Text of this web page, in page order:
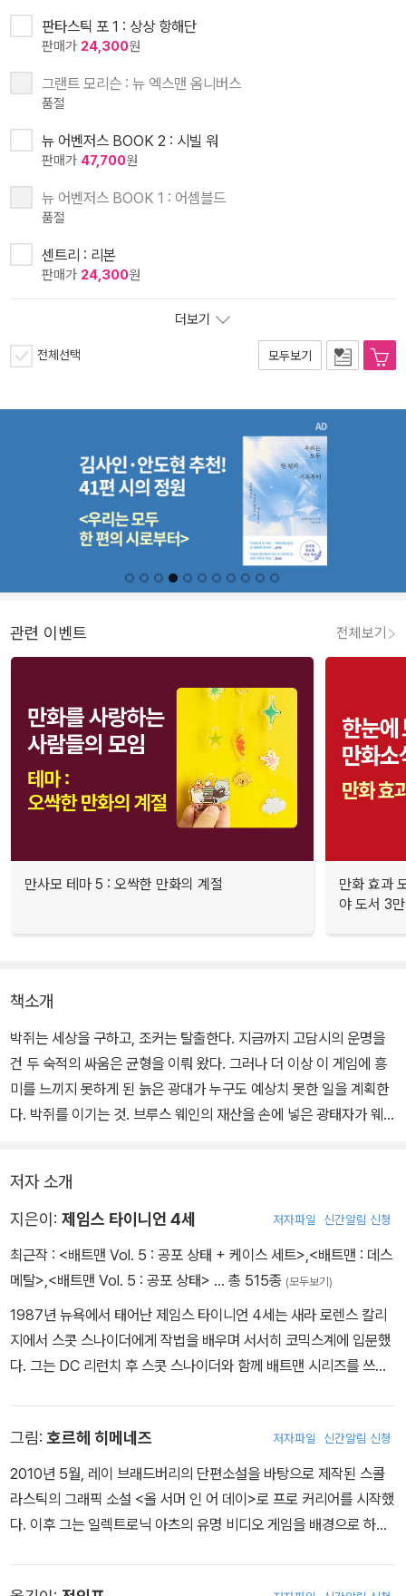
판타스틱 포 1 : 상상 항해단
판매가 24,300원
그랜트 모리슨 : 뉴 엑스맨 옴니버스
품절
뉴 어벤저스 BOOK 2 : 시빌 워
판매가 47,700원
뉴 어벤저스 BOOK 1 : 어셈블드
품절
센트리 : 리본
판매가 24,300원
더보기
전체선택 모두보기
관련 이벤트 전체보기
만사모 테마 5 : 오싹한 만화의 계절
만화 효과
야 도서 3
책소개
박쥐는 세상을 구하고, 조커는 탈출한다. 지금까지 고담시의 운명을
건 두 숙적의 싸움은 균형을 이뤄 왔다. 그러나 더 이상 이 게임에 흥
미를 느끼지 못하게 된 늙은 광대가 누구도 예상치 못한 일을 계획한
다. 박쥐를 이기는 것. 브루스 웨인의 재산을 손에 넣은 광태자가 웨인
수트마저 조커의 손에 넘어가고 만다. 이제 빈털터리가 된 배트맨은
조커의 전처, 할리 퀸에게 도움을 청한다!
저자 소개
지은이: 제임스 타이니언 4세 저자파일 신간알림 신청
최근작 : <배트맨 Vol. 5 : 공포 상태 + 케이스 세트>,<배트맨 : 데스
메탈>,<배트맨 Vol. 5 : 공포 상태> … 총 515종 (모두보기)
1987년 뉴욕에서 태어난 제임스 타이니언 4세는 새라 로렌스 칼리
지에서 스콧 스나이더에게 작법을 배우며 서서히 코믹스계에 입문했
다. 그는 DC 리런치 후 스콧 스나이더와 함께 배트맨 시리즈를 쓰며
앤드 로빈 이터널>과 <콘스탄틴: 헬블레이저>를 쓰며 작품 활동을
이어가고 있다.
그림:호르헤 히메네즈 저자파일 신간알림 신청
2010년 5월, 레이 브래드버리의 단편소설을 바탕으로 제작된 스콜
라스틱의 그래픽 소설 <올 서머 인 어 데이>로 프로 커리어를 시작했
다. 이후 그는 일렉트로닉 아츠의 유명 비디오 게임을 배경으로 하는